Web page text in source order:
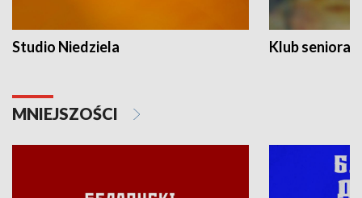
Studio Niedziela Klub seniora
MNIEJSZOŚCI